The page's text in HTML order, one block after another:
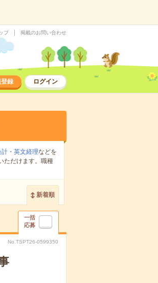
プ 掲載のお問い合わせ
録 ログイン
・英文経理などを
ただけます。職種
新着順
一括
応募
No.TSPT26-0599350